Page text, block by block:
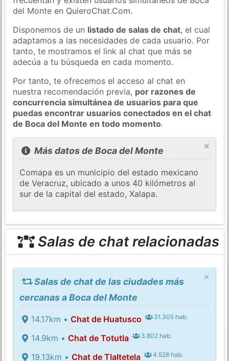
del Monte en QuieroChat.Com.
Disponemos de un listado de salas de chat, el cual
adaptamos a las necesidades de cada usuario. Por
tanto, te mostramos el link al chat que más se
adecúa a tu búsqueda en cada momento.
Por tanto, te ofrecemos el acceso al chat en
nuestra recomendación previa, por razones de
concurrencia simultánea de usuarios para que
puedas encontrar usuarios conectados en el chat
de Boca del Monte en todo momento.
×
Más datos de Boca del Monte
Comapa es un municipio del estado mexicano
de Veracruz, ubicado a unos 40 kilómetros al
sur de la capital del estado, Xalapa.
Salas de chat relacionadas
×
Salas de chat de las ciudades más
cercanas a Boca del Monte
14.17km • Chat de Huatusco 31.305 hab.
14.9km • Chat de Totutla 3.802 hab.
19.13km • Chat de Tlaltetela 4.528 hab.